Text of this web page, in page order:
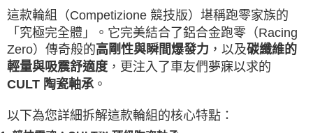
這款輪組（Competizione 競技版）堪稱跑零家族的
「究極完全體」。它完美結合了鋁合金跑零（Racing
Zero）傳奇般的高剛性與瞬間爆發力 ，以及碳纖維的
輕量與吸震舒適度 ，更注入了車友們夢寐以求的
CULT 陶瓷軸承。
以下為您詳細拆解這款輪組的核心特點：